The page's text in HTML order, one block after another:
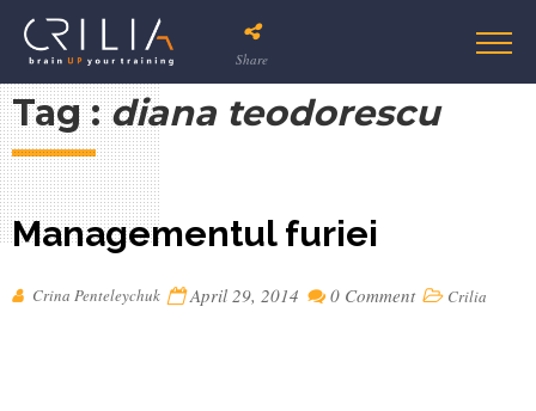
Share
Tag :diana teodorescu
Managementul furiei
Crina Penteleychuk April 29, 2014 0 Comment Crilia